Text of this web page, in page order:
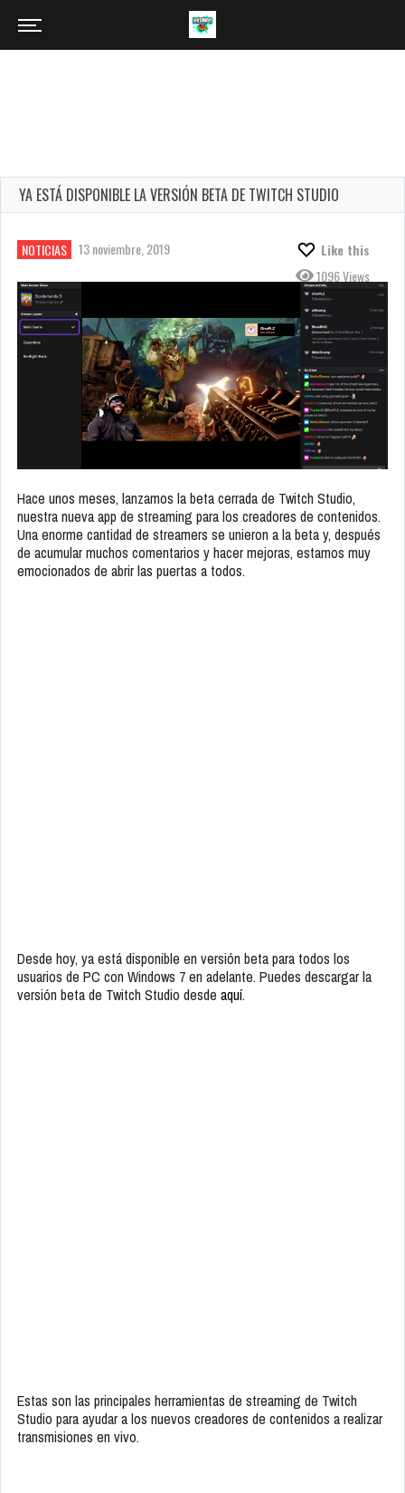
YA ESTÁ DISPONIBLE LA VERSIÓN BETA DE TWITCH STUDIO
NOTICIAS 13 noviembre, 2019
Like this
1096 Views
Hace unos meses, lanzamos la beta cerrada de Twitch Studio,
nuestra nueva app de streaming para los creadores de contenidos.
Una enorme cantidad de streamers se unieron a la beta y, después
de acumular muchos comentarios y hacer mejoras, estamos muy
emocionados de abrir las puertas a todos.
Desde hoy, ya está disponible en versión beta para todos los
usuarios de PC con Windows 7 en adelante. Puedes descargar la
versión beta de Twitch Studio desde aquí.
Estas son las principales herramientas de streaming de Twitch
Studio para ayudar a los nuevos creadores de contenidos a realizar
transmisiones en vivo.